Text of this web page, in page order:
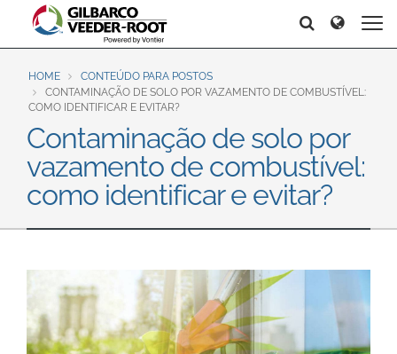
North America
United States
Canada
Español English
Brazil
Mexico
Español
Europe & CIS
English
Dansk
Magyar
Norsk
Română
Pусский
Suomi
India
Asia Pacific
Search
Search Search
HOME
CONTEÚDO PARA POSTOS
CONTAMINAÇÃO DE SOLO POR VAZAMENTO DE COMBUSTÍVEL:
COMO IDENTIFICAR E EVITAR?
Contaminação de solo por
vazamento de combustível:
como identificar e evitar?